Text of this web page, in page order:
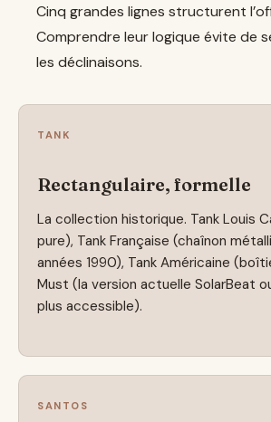
Cinq grandes lignes structurent
Comprendre leur logique évite de
les déclinaisons.
TANK
Rectangulaire, formelle
La collection historique. Tank Louis
pure), Tank Française (chaînon
années 1990), Tank Américaine
Must (la version actuelle SolarBeat
plus accessible).
SANTOS